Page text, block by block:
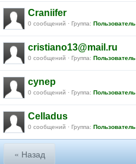
Craniifer
0 сообщений · Группа: Пользователь
cristiano13@mail.ru
0 сообщений · Группа: Пользователь
cynep
0 сообщений · Группа: Пользователь
Celladus
0 сообщений · Группа: Пользователь
« Назад